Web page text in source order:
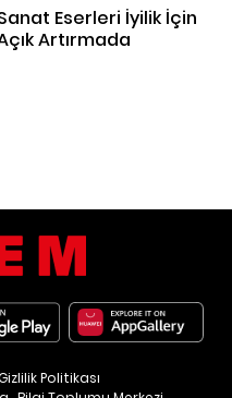
Eserleri İyilik İçin
Artırmada
Politikası